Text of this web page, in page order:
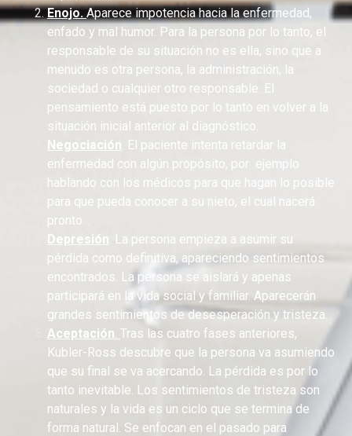
Enojo.Aparece impotencia hacia la enfermedad,
enfado y mal humor. Para la persona por lo tanto, el
responsable de su situación no es ella, sino que a
menudo es otra persona, la administración, la
sociedad o cualquier otro responsable. El
pensamiento está puesto por lo tanto en volver a la
situación inicial anterior al diagnóstico.
Negociación. El paciente intenta retardar la
enfermedad con algún propósito, por ejemplo
hablando con los médicos para que hagan lo posible
para que pueda conocer a su nieto, el cual nacerá
pronto. .
Depresión. La persona empieza a asumir su
pérdida como definitiva, apareciendo sentimientos
encontrados. La persona se aislará y apenas
participará en la vida social y familiar. Aparecerán
grandes sentimientos de desesperación y tristeza.
Aceptación. Tras las cuatro fases anteriores,
Kubler-Ross descubre que la persona va asumiendo
que su final se va acercando. La pérdida es por lo
tanto inevitable. Los sentimientos de tristeza son
naturales y la vida es un ciclo que se termina de
forma natural. Se enfocan en el pasado para